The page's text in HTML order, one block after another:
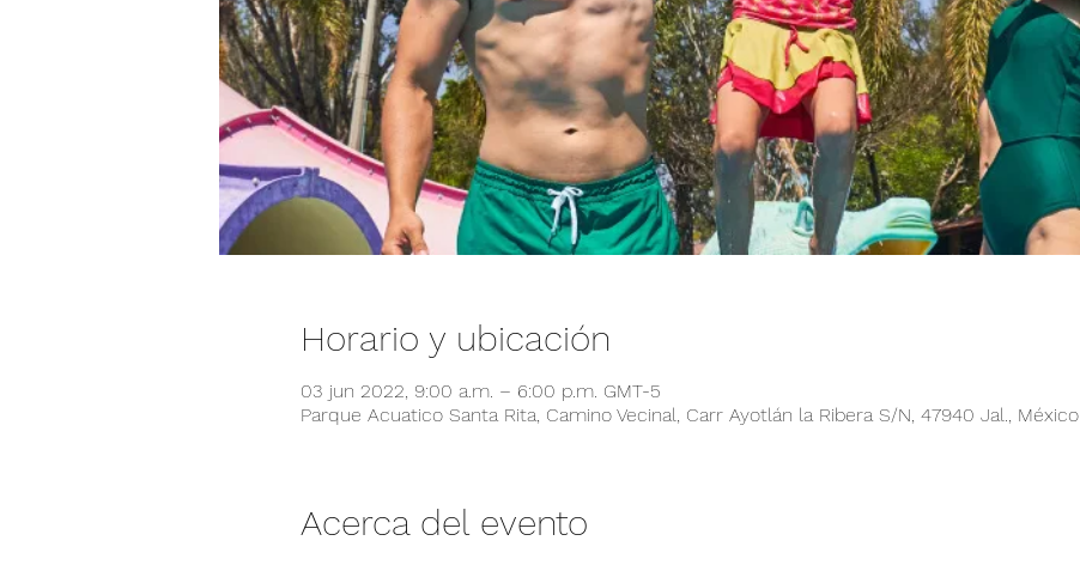
Horario y ubicación
03 jun 2022, 9:00 a.m. – 6:00 p.m. GMT-5
Parque Acuatico Santa Rita, Camino Vecinal, Carr Ayotlán la Ribera S/N, 47940 Jal., México
Acerca del evento